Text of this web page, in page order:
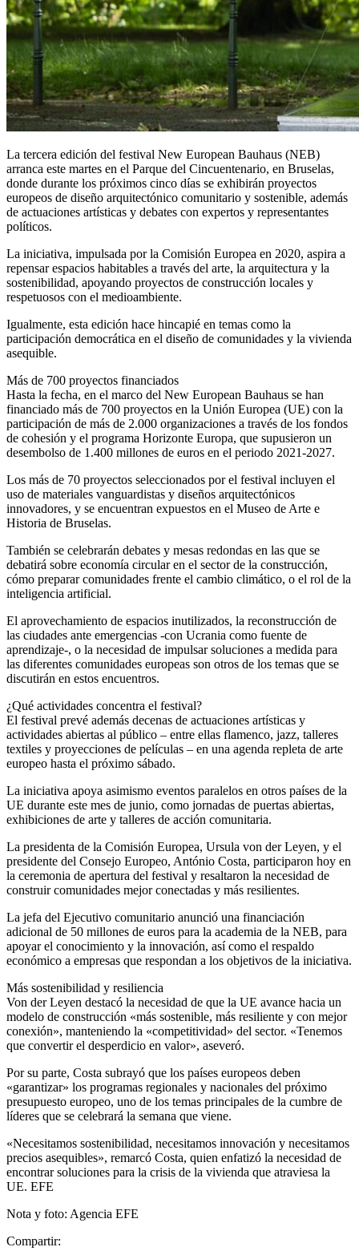
La tercera edición del festival New European Bauhaus (NEB)
arranca este martes en el Parque del Cincuentenario, en Bruselas,
donde durante los próximos cinco días se exhibirán proyectos
europeos de diseño arquitectónico comunitario y sostenible, además
de actuaciones artísticas y debates con expertos y representantes
políticos.
La iniciativa, impulsada por la Comisión Europea en 2020, aspira a
repensar espacios habitables a través del arte, la arquitectura y la
sostenibilidad, apoyando proyectos de construcción locales y
respetuosos con el medioambiente.
Igualmente, esta edición hace hincapié en temas como la
participación democrática en el diseño de comunidades y la vivienda
asequible.
Más de 700 proyectos financiados
Hasta la fecha, en el marco del New European Bauhaus se han
financiado más de 700 proyectos en la Unión Europea (UE) con la
participación de más de 2.000 organizaciones a través de los fondos
de cohesión y el programa Horizonte Europa, que supusieron un
desembolso de 1.400 millones de euros en el periodo 2021-2027.
Los más de 70 proyectos seleccionados por el festival incluyen el
uso de materiales vanguardistas y diseños arquitectónicos
innovadores, y se encuentran expuestos en el Museo de Arte e
Historia de Bruselas.
También se celebrarán debates y mesas redondas en las que se
debatirá sobre economía circular en el sector de la construcción,
cómo preparar comunidades frente el cambio climático, o el rol de la
inteligencia artificial.
El aprovechamiento de espacios inutilizados, la reconstrucción de
las ciudades ante emergencias -con Ucrania como fuente de
aprendizaje-, o la necesidad de impulsar soluciones a medida para
las diferentes comunidades europeas son otros de los temas que se
discutirán en estos encuentros.
¿Qué actividades concentra el festival?
El festival prevé además decenas de actuaciones artísticas y
actividades abiertas al público – entre ellas flamenco, jazz, talleres
textiles y proyecciones de películas – en una agenda repleta de arte
europeo hasta el próximo sábado.
La iniciativa apoya asimismo eventos paralelos en otros países de la
UE durante este mes de junio, como jornadas de puertas abiertas,
exhibiciones de arte y talleres de acción comunitaria.
La presidenta de la Comisión Europea, Ursula von der Leyen, y el
presidente del Consejo Europeo, António Costa, participaron hoy en
la ceremonia de apertura del festival y resaltaron la necesidad de
construir comunidades mejor conectadas y más resilientes.
La jefa del Ejecutivo comunitario anunció una financiación
adicional de 50 millones de euros para la academia de la NEB, para
apoyar el conocimiento y la innovación, así como el respaldo
económico a empresas que respondan a los objetivos de la iniciativa.
Más sostenibilidad y resiliencia
Von der Leyen destacó la necesidad de que la UE avance hacia un
modelo de construcción «más sostenible, más resiliente y con mejor
conexión», manteniendo la «competitividad» del sector. «Tenemos
que convertir el desperdicio en valor», aseveró.
Por su parte, Costa subrayó que los países europeos deben
«garantizar» los programas regionales y nacionales del próximo
presupuesto europeo, uno de los temas principales de la cumbre de
líderes que se celebrará la semana que viene.
«Necesitamos sostenibilidad, necesitamos innovación y necesitamos
precios asequibles», remarcó Costa, quien enfatizó la necesidad de
encontrar soluciones para la crisis de la vivienda que atraviesa la
UE. EFE
Nota y foto: Agencia EFE
Compartir: